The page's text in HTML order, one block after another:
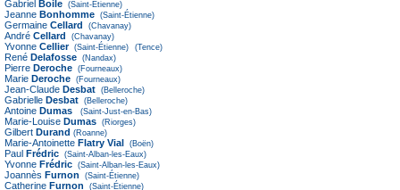
Gabriel Boile (Saint-Étienne)
Jeanne Bonhomme (Saint-Étienne)
Germaine Cellard (Chavanay)
André Cellard (Chavanay)
Yvonne Cellier (Saint-Étienne) (Tence)
René Delafosse (Nandax)
Pierre Deroche (Fourneaux)
Marie Deroche (Fourneaux)
Jean-Claude Desbat (Belleroche)
Gabrielle Desbat (Belleroche)
Antoine Dumas (Saint-Just-en-Bas)
Marie-Louise Dumas (Riorges)
Gilbert Durand (Roanne)
Marie-Antoinette Flatry Vial (Boën)
Paul Frédric (Saint-Alban-les-Eaux)
Yvonne Frédric (Saint-Alban-les-Eaux)
Joannès Furnon (Saint-Étienne)
Catherine Furnon (Saint-Étienne)